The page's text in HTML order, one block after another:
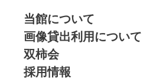
当館について
画像貸出利用について
双柿会
採用情報